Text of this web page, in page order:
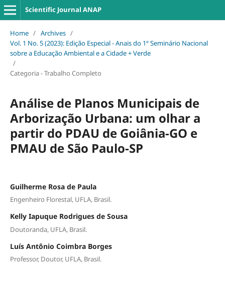
Scientific Journal ANAP
Home / Archives /
Vol. 1 No. 5 (2023): Edição Especial - Anais do 1º Seminário Nacional
sobre a Educação Ambiental e a Cidade + Verde
/
Categoria - Trabalho Completo
Análise de Planos Municipais de
Arborização Urbana: um olhar a
partir do PDAU de Goiânia-GO e
PMAU de São Paulo-SP
Guilherme Rosa de Paula
Engenheiro Florestal, UFLA, Brasil.
Kelly Iapuque Rodrigues de Sousa
Doutoranda, UFLA, Brasil.
Luís Antônio Coimbra Borges
Professor, Doutor, UFLA, Brasil.